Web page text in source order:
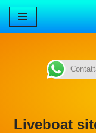
Vai
Liveboat